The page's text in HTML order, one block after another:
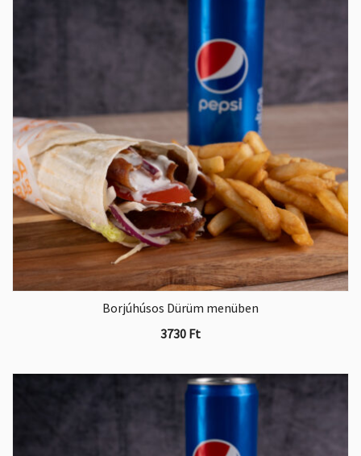
Borjúhúsos Dürüm menüben
3730 Ft